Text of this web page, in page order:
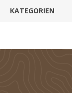
KATEGORIEN